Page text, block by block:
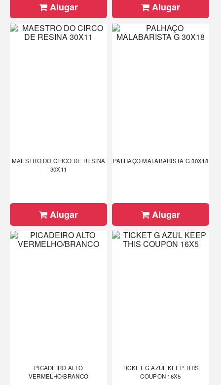
Alugar Alugar
MAESTRO DO CIRCO DE RESINA
30X11
Alugar
PALHAÇO MALABARISTA G 30X18
Alugar
PICADEIRO ALTO
VERMELHO/BRANCO
TICKET G AZUL KEEP THIS
COUPON 16X5